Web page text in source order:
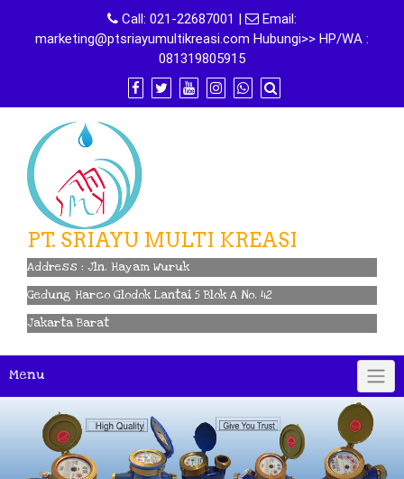
content
Call: 021-22687001 |
Email:
marketing@ptsriayumultikreasi.com Hubungi>> HP/WA :
081319805915
PT. SRIAYU MULTI KREASI
Address : Jln. Hayam Wuruk
Gedung Harco Glodok Lantai 5 Blok A No. 42
Jakarta Barat
Menu